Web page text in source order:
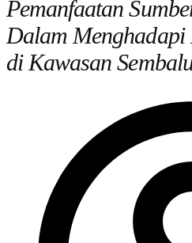
Pemanfaatan
Dalam
di Kawasan